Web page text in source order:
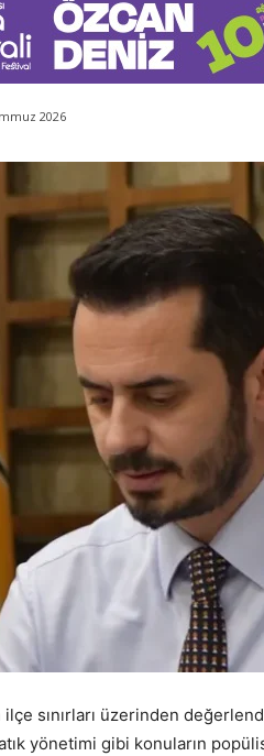
2026
sınırları üzerinden
yönetimi gibi konuların